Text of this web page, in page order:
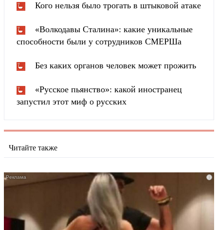
Кого нельзя было трогать в штыковой атаке
«Волкодавы Сталина»: какие уникальные
способности были у сотрудников СМЕРШа
Без каких органов человек может прожить
«Русское пьянство»: какой иностранец
запустил этот миф о русских
Читайте также
i